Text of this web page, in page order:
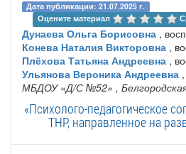
Дата публикации: 21.07.2025 г.
Оцените материал
Дунаева Ольга Борисовна ,
Конева Наталия Викторовна ,
Плёхова Татьяна Андреевна ,
Ульянова Вероника Андреевна
МБДОУ «Д/С №52» ,
«Психолого-педагогическое
ТНР, направленное на